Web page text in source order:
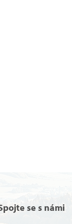
se s námi